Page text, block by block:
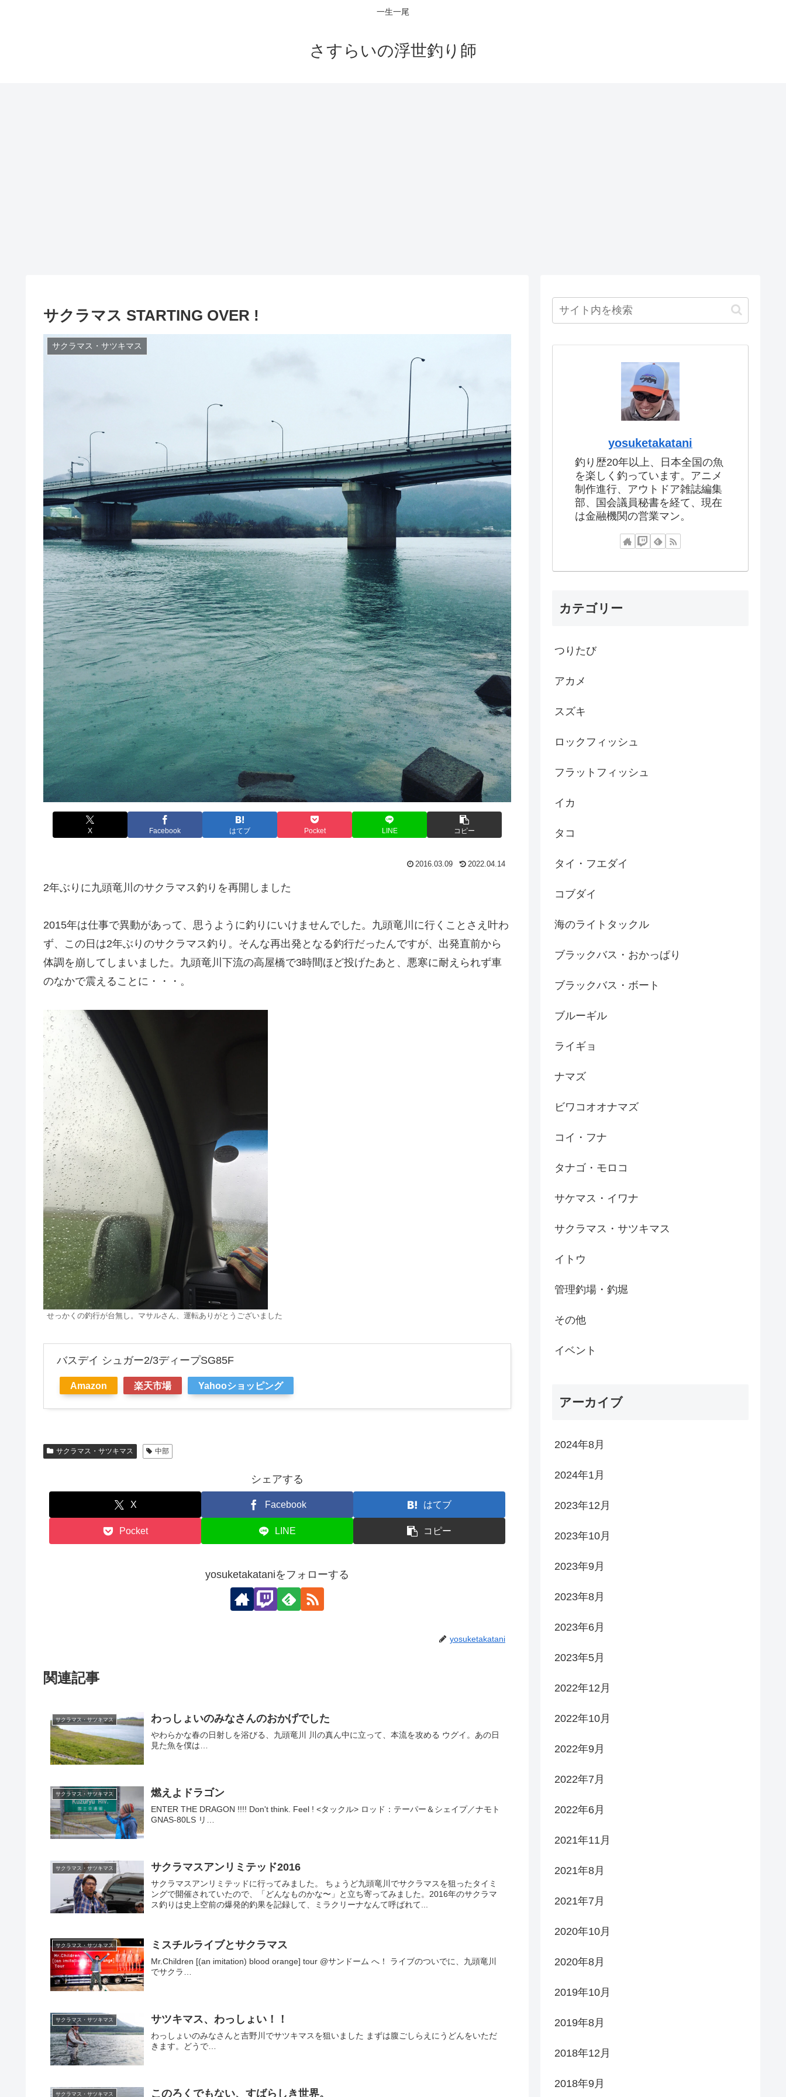
一生一尾
さすらいの浮世釣り師
サクラマス STARTING OVER !
サクラマス・サツキマス
X Facebook はてブ Pocket LINE コピー
2016.03.09 2022.04.14
2年ぶりに九頭竜川のサクラマス釣りを再開しました
2015年は仕事で異動があって、思うように釣りにいけませんでした。九頭竜川に行くことさえ叶わ
ず、この日は2年ぶりのサクラマス釣り。そんな再出発となる釣行だったんですが、出発直前から
体調を崩してしまいました。九頭竜川下流の高屋橋で3時間ほど投げたあと、悪寒に耐えられず車
のなかで震えることに・・・。
せっかくの釣行が台無し。マサルさん、運転ありがとうございました
バスデイ シュガー2/3ディープSG85F
Amazon 楽天市場 Yahooショッピング
サクラマス・サツキマス 中部
シェアする
X Facebook はてブ
Pocket LINE コピー
yosuketakataniをフォローする
yosuketakatani
関連記事
サクラマス・サツキマス わっしょいのみなさんのおかげでした
やわらかな春の日射しを浴びる、九頭竜川 川の真ん中に立って、本流を攻める ウグイ。あの日
見た魚を僕は…
サクラマス・サツキマス 燃えよドラゴン
ENTER THE DRAGON !!!! Don't think. Feel ! <タックル> ロッド：テーパー＆シェイプ／ナモト
GNAS-80LS リ…
サクラマス・サツキマス サクラマスアンリミテッド2016
サクラマスアンリミテッドに行ってみました。 ちょうど九頭竜川でサクラマスを狙ったタイミ
ングで開催されていたので、「どんなものかな〜」と立ち寄ってみました。2016年のサクラマ
ス釣りは史上空前の爆発的釣果を記録して、ミラクリーナなんて呼ばれて...
サクラマス・サツキマス ミスチルライブとサクラマス
Mr.Children [(an imitation) blood orange] tour @サンドーム へ！ ライブのついでに、九頭竜川
でサクラ…
サクラマス・サツキマス サツキマス、わっしょい！！
わっしょいのみなさんと吉野川でサツキマスを狙いました まずは腹ごしらえにうどんをいただ
きます。どうで…
サクラマス・サツキマス このろくでもない、すばらしき世界。
yosuketakatani
釣り歴20年以上、日本全国の魚
を楽しく釣っています。アニメ
制作進行、アウトドア雑誌編集
部、国会議員秘書を経て、現在
は金融機関の営業マン。
カテゴリー
つりたび
アカメ
スズキ
ロックフィッシュ
フラットフィッシュ
イカ
タコ
タイ・フエダイ
コブダイ
海のライトタックル
ブラックバス・おかっぱり
ブラックバス・ボート
ブルーギル
ライギョ
ナマズ
ビワコオオナマズ
コイ・フナ
タナゴ・モロコ
サケマス・イワナ
サクラマス・サツキマス
イトウ
管理釣場・釣堀
その他
イベント
アーカイブ
2024年8月
2024年1月
2023年12月
2023年10月
2023年9月
2023年8月
2023年6月
2023年5月
2022年12月
2022年10月
2022年9月
2022年7月
2022年6月
2021年11月
2021年8月
2021年7月
2020年10月
2020年8月
2019年10月
2019年8月
2018年12月
2018年9月